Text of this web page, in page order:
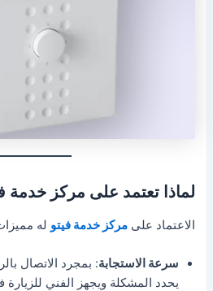
لماذا تعتمد على مركز خدمة
الاعتماد علىمركز خدمة فيتو له
سرعة الاستجابة: بمجرد الاتصال
يحدد المشكلة ويجهز الفني